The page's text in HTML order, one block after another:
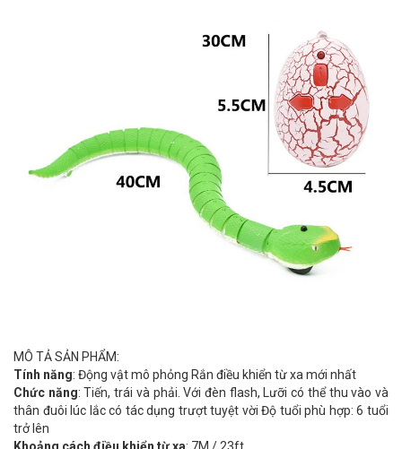
MÔ TẢ SẢN PHẨM:
Tính năng: Động vật mô phỏng Rắn điều khiển từ xa mới nhất
Chức năng: Tiến, trái và phải. Với đèn flash, Lưỡi có thể thu vào và
thân đuôi lúc lắc có tác dụng trượt tuyệt vời Độ tuổi phù hợp: 6 tuổi
trở lên